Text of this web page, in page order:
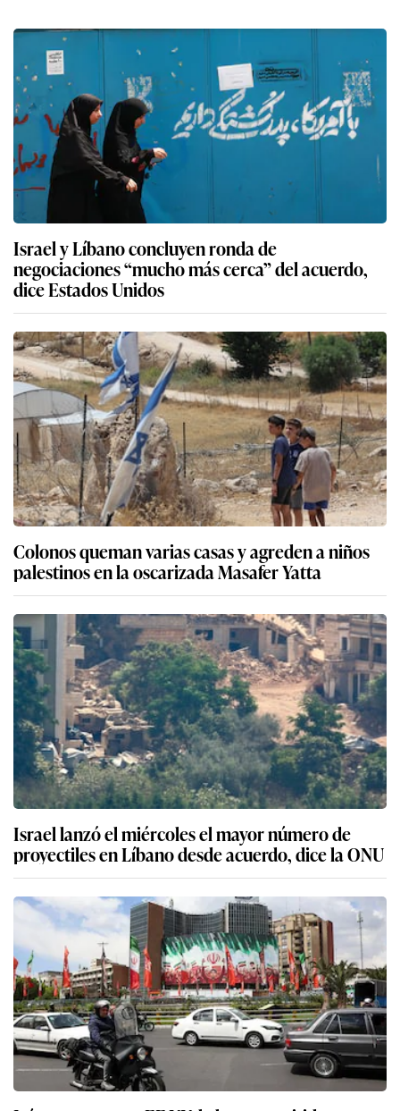
Israel y Líbano concluyen ronda de
negociaciones “mucho más cerca” del acuerdo,
dice Estados Unidos
Colonos queman varias casas y agreden a niños
palestinos en la oscarizada Masafer Yatta
Israel lanzó el miércoles el mayor número de
proyectiles en Líbano desde acuerdo, dice la ONU